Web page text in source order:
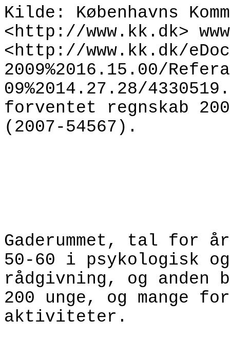
Kilde: Københavns
<http ://www.kk.dk>
<http://www.kk.dk/
2009%2016.15.00/
09%2014 .27.28/
forventet regnskab
(2007-54567 ).
Gaderummet, tal for
50-60 i psykologisk
rådgivning, og anden
200 unge, og mange
aktiviteter.